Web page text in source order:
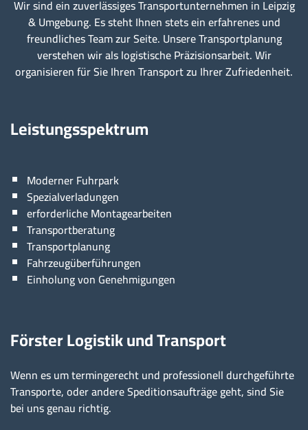
Wir sind ein zuverlässiges Transportunternehmen in Leipzig
& Umgebung. Es steht Ihnen stets ein erfahrenes und
freundliches Team zur Seite. Unsere Transportplanung
verstehen wir als logistische Präzisionsarbeit. Wir
organisieren für Sie Ihren Transport zu Ihrer Zufriedenheit.
Leistungsspektrum
Moderner Fuhrpark
Spezialverladungen
erforderliche Montagearbeiten
Transportberatung
Transportplanung
Fahrzeugüberführungen
Einholung von Genehmigungen
Förster Logistik und Transport
Wenn es um termingerecht und professionell durchgeführte
Transporte, oder andere Speditionsaufträge geht, sind Sie
bei uns genau richtig.